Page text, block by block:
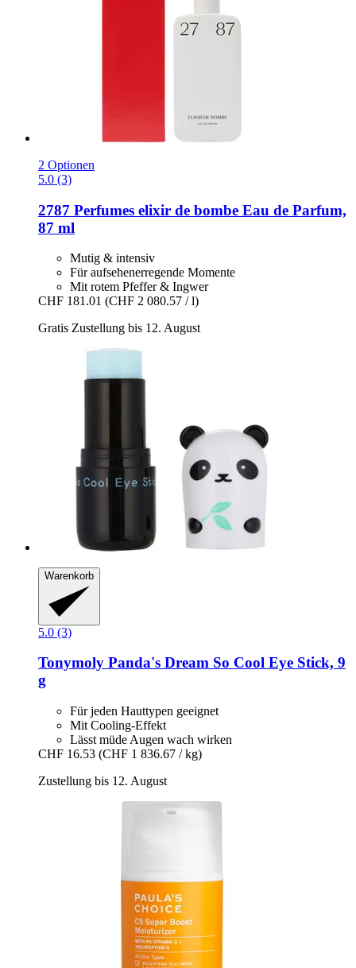
2 Optionen
5.0 (3)
2787 Perfumes elixir de bombe Eau de Parfum,
87 ml
Mutig & intensiv
Für aufsehenerregende Momente
Mit rotem Pfeffer & Ingwer
CHF 181.01 (CHF 2 080.57 / l)
Gratis Zustellung bis 12. August
Warenkorb
5.0 (3)
Tonymoly Panda's Dream So Cool Eye Stick, 9
g
Für jeden Hauttypen geeignet
Mit Cooling-Effekt
Lässt müde Augen wach wirken
CHF 16.53 (CHF 1 836.67 / kg)
Zustellung bis 12. August